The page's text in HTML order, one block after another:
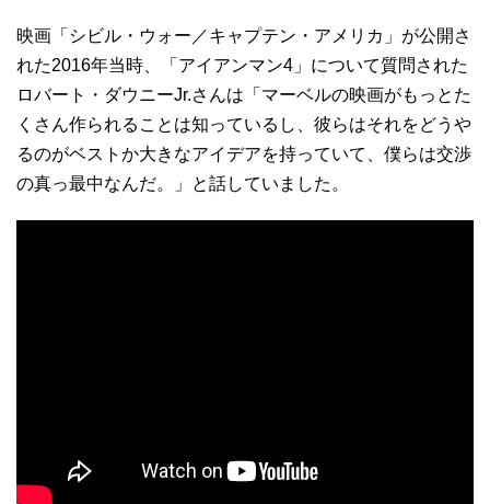
映画「シビル・ウォー／キャプテン・アメリカ」が公開さ
れた2016年当時、「アイアンマン4」について質問された
ロバート・ダウニーJr.さんは「マーベルの映画がもっとた
くさん作られることは知っているし、彼らはそれをどうや
るのがベストか大きなアイデアを持っていて、僕らは交渉
の真っ最中なんだ。」と話していました。